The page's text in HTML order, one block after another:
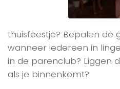
thuisfeestje? Bepalen de
wanneer iedereen in
in de parenclub? Liggen
als je binnenkomt?